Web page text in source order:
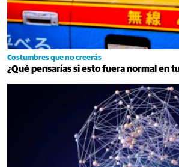
Costumbres que no creerás
¿Qué pensarías si esto fuera normal en